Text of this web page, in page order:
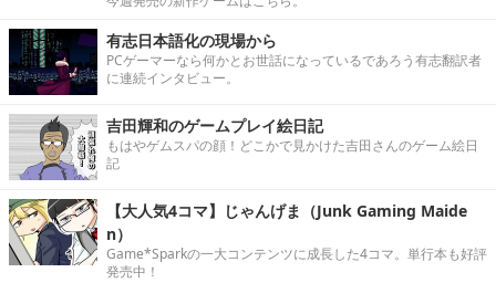
有志日本語化の現場から
PCゲーマーなら何かとお世話になっているであろう有志翻訳者
に連続インタビュー。
吉田輝和のゲームプレイ絵日記
もはやゲムスパの顔！どこかで見かけた吉田さんのゲーム絵日
記
【大人気4コマ】じゃんげま（Junk Gaming Maide
n）
Game*Sparkの一大コンテンツに成長した4コマ。単行本も好評
発売中！